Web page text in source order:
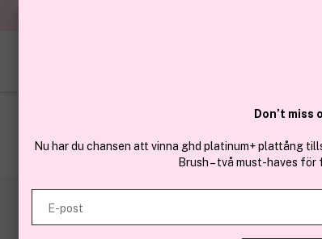
Bon
Don’t miss
Nu har du chansen att vinna ghd platinum+ plattång
Brush – två must-haves för
E-post